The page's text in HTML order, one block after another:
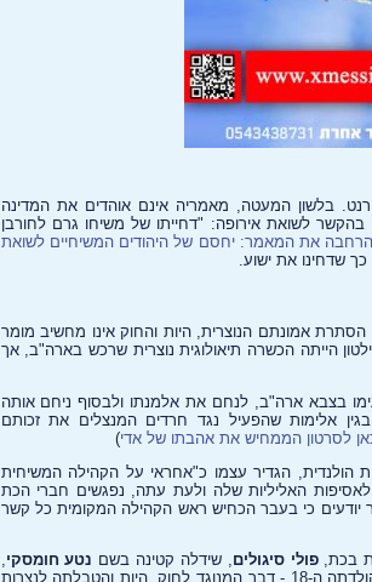
בלשון המעטה, מאמריה אינם אוהדים את המדינה
לשואת אירופה: "דחייתו של משיחו גרם לחורבן
את המאמר: יחסם של היהודים המשיחיים לשואת
כך שדחינו את ישוע.
הסתרת אמונתם הנוצרית, היות והחוק אינו מחשיב מומר
הם פתחו את הקהילה המשיחית הראשונה בערד בסוף שנת 1998. למילטון הייתה הכשרה תיאולוגית נוצרית שרכש בארה"ב, אך
בצבא ארה"ב, לנחם את אלמנתו ולבסוף ניחם אותה
אלימות שהפעיל נגד חרדים המנצלים את זכותם
לסרטון הממחיש את אהבתו של אדי)
הגדיר עצמו כ"אחראי על הקהילה המשיחית
הערדית מבנה קבוע לאסיפות האליליות שלה ולעת עתה, נפגשים חברי הכת
יודעים כי בעבר הכחיש ראש הקהילה המקומית כל קשר
בכת,פולי סיגולים, שידלה קטינה בשם נטע חומסקי,
לימדה אותה אודות ישוע והברית החדשה והביאה אותה להמיר את דתה ביום הולדתה ה-18 - דבר המנוגד לחוק, היות והטבלתה לנצרות